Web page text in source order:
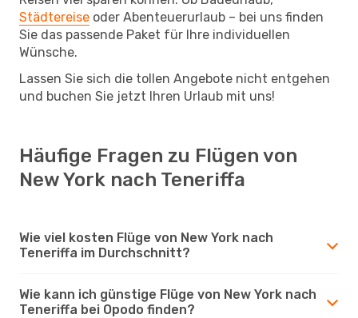
Städtereise oder Abenteuerurlaub – bei uns finden
Sie das passende Paket für Ihre individuellen
Wünsche.
Lassen Sie sich die tollen Angebote nicht entgehen
und buchen Sie jetzt Ihren Urlaub mit uns!
Häufige Fragen zu Flügen von
New York nach Teneriffa
Wie viel kosten Flüge von New York nach
Teneriffa im Durchschnitt?
Wie kann ich günstige Flüge von New York nach
Teneriffa bei Opodo finden?